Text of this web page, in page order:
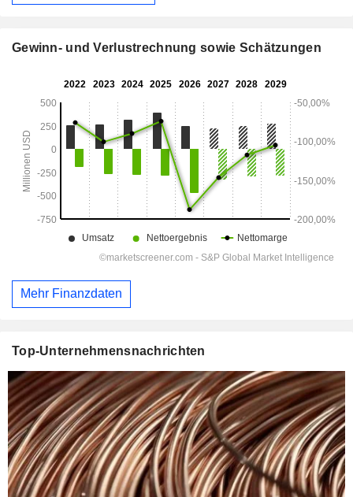
Gewinn- und Verlustrechnung sowie Schätzungen
Mehr Finanzdaten
Top-Unternehmensnachrichten